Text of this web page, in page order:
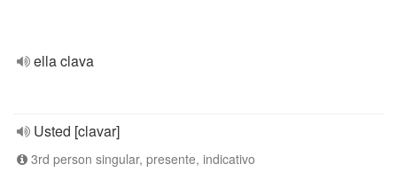
ella clava
Usted [clavar]
3rd person singular, presente, indicativo